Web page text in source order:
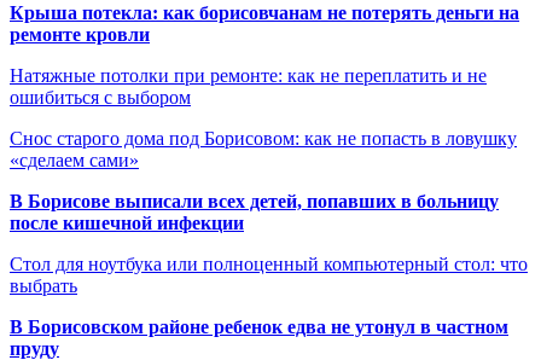
Крыша потекла: как борисовчанам не потерять деньги на
ремонте кровли
Натяжные потолки при ремонте: как не переплатить и не
ошибиться с выбором
Снос старого дома под Борисовом: как не попасть в ловушку
«сделаем сами»
В Борисове выписали всех детей, попавших в больницу
после кишечной инфекции
Стол для ноутбука или полноценный компьютерный стол: что
выбрать
В Борисовском районе ребенок едва не утонул в частном
пруду